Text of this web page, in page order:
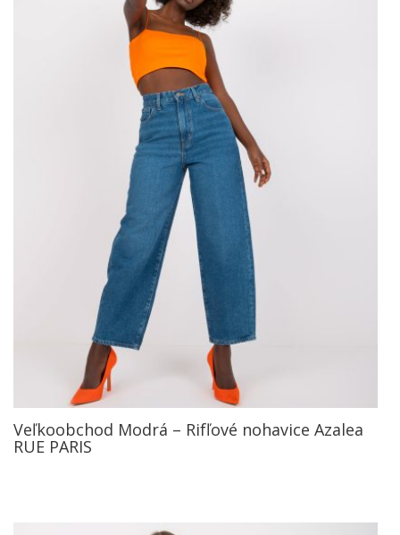
Veľkoobchod Modrá – Rifľové nohavice Azalea
RUE PARIS